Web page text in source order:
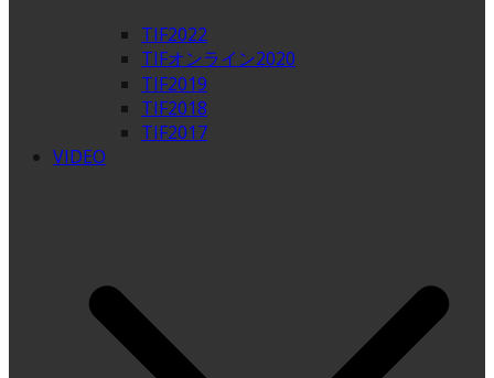
TIF2022
TIFオンライン2020
TIF2019
TIF2018
TIF2017
VIDEO